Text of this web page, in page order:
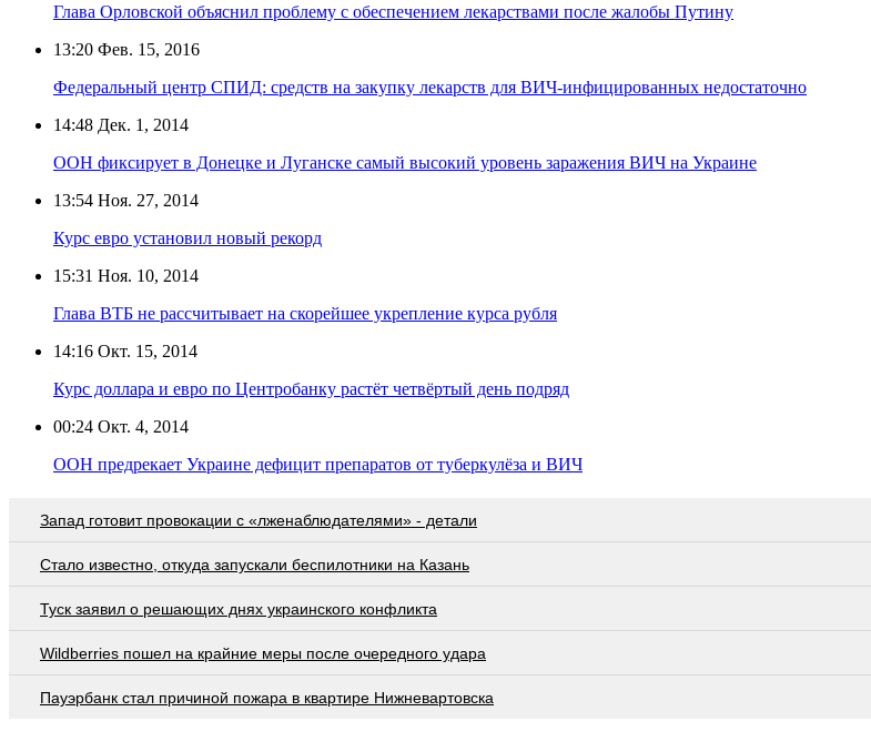
Глава Орловской объяснил проблему с обеспечением лекарствами после жалобы Путину
13:20 Фев. 15, 2016
Федеральный центр СПИД: средств на закупку лекарств для ВИЧ-инфицированных недостаточно
14:48 Дек. 1, 2014
ООН фиксирует в Донецке и Луганске самый высокий уровень заражения ВИЧ на Украине
13:54 Ноя. 27, 2014
Курс евро установил новый рекорд
15:31 Ноя. 10, 2014
Глава ВТБ не рассчитывает на скорейшее укрепление курса рубля
14:16 Окт. 15, 2014
Курс доллара и евро по Центробанку растёт четвёртый день подряд
00:24 Окт. 4, 2014
ООН предрекает Украине дефицит препаратов от туберкулёза и ВИЧ
Запад готовит провокации с «лженаблюдателями» - детали
Стало известно, откуда запускали беспилотники на Казань
Туск заявил о решающих днях украинского конфликта
Wildberries пошел на крайние меры после очередного удара
Пауэрбанк стал причиной пожара в квартире Нижневартовска